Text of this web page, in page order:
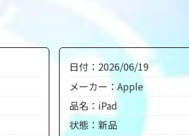
日付：2026/06/19
メーカー：Apple
品名：iPad
状態：新品